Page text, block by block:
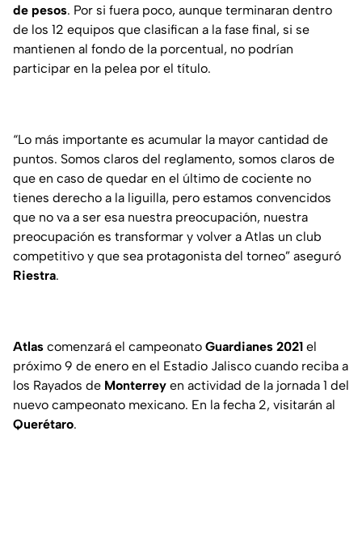
de pesos. Por si fuera poco, aunque terminaran dentro
de los 12 equipos que clasifican a la fase final, si se
mantienen al fondo de la porcentual, no podrían
participar en la pelea por el título.
“Lo más importante es acumular la mayor cantidad de
puntos. Somos claros del reglamento, somos claros de
que en caso de quedar en el último de cociente no
tienes derecho a la liguilla, pero estamos convencidos
que no va a ser esa nuestra preocupación, nuestra
preocupación es transformar y volver a Atlas un club
competitivo y que sea protagonista del torneo” aseguró
Riestra.
Atlas comenzará el campeonato Guardianes 2021 el
próximo 9 de enero en el Estadio Jalisco cuando reciba a
los Rayados de Monterrey en actividad de la jornada 1 del
nuevo campeonato mexicano. En la fecha 2, visitarán al
Querétaro.